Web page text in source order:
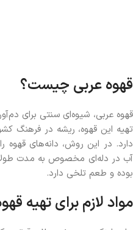
قهوه عربی چیست؟
قهوه عربی، شیوه‌ای سنتی برای
تهیه این قهوه، ریشه در فرهنگ
دارد. در این روش، دانه‌های قهوه
آب در دله‌ای مخصوص به مدت
بوده و طعم تلخی دارد.
مواد لازم برای تهیه